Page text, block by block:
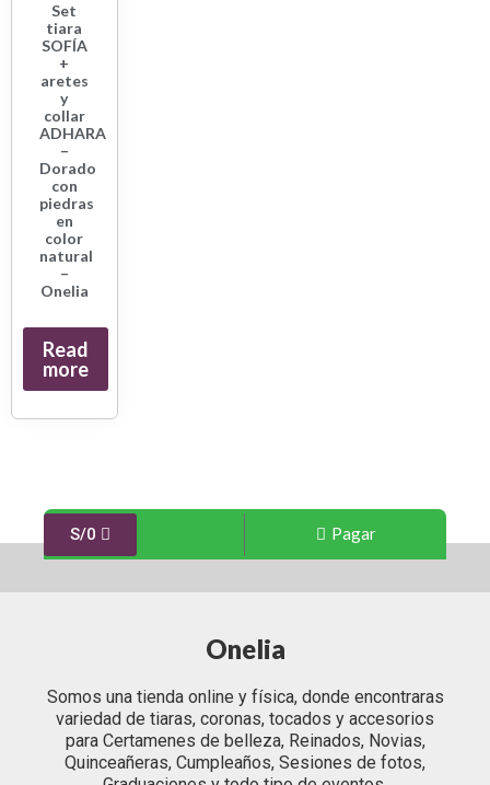
Set
tiara
SOFÍA
+
aretes
y
collar
ADHARA
–
Dorado
con
piedras
en
color
natural
–
Onelia
Read
more
S/0 Pagar
Onelia
Somos una tienda online y física, donde encontraras
variedad de tiaras, coronas, tocados y accesorios
para Certamenes de belleza, Reinados, Novias,
Quinceañeras, Cumpleaños, Sesiones de fotos,